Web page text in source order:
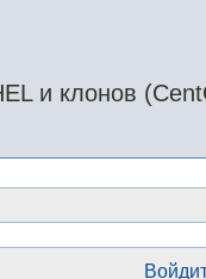
и клонов